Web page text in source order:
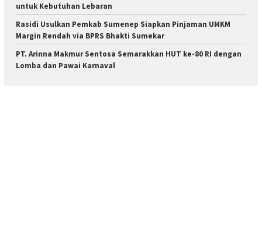
untuk Kebutuhan Lebaran
Rasidi Usulkan Pemkab Sumenep Siapkan Pinjaman UMKM
Margin Rendah via BPRS Bhakti Sumekar
PT. Arinna Makmur Sentosa Semarakkan HUT ke-80 RI dengan
Lomba dan Pawai Karnaval